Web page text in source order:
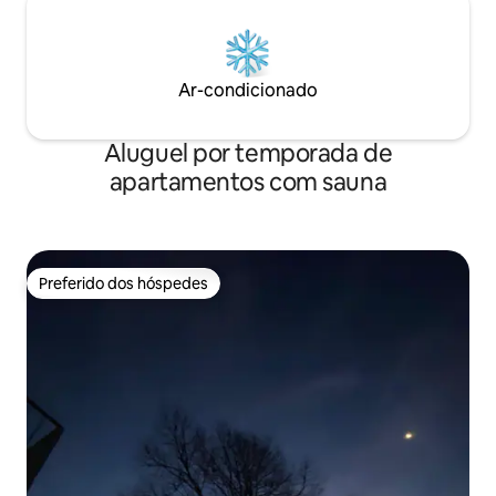
Ar-condicionado
Aluguel por temporada de
apartamentos com sauna
Preferido dos hóspedes
Preferido dos hóspedes